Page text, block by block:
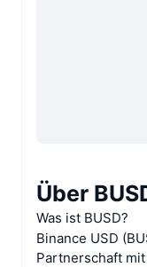
Über
Was ist BUSD?
Binance USD
Partnerschaft